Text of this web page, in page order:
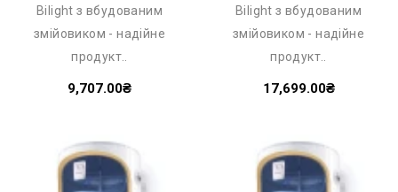
Bilight з вбудованим
змійовиком - надійне
продукт..
9,707.00₴
Bilight з вбудованим
змійовиком - надійне
продукт..
17,699.00₴